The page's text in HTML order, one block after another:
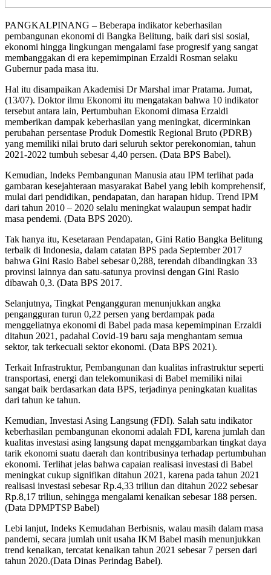
PANGKALPINANG – Beberapa indikator keberhasilan
pembangunan ekonomi di Bangka Belitung, baik dari sisi sosial,
ekonomi hingga lingkungan mengalami fase progresif yang sangat
membanggakan di era kepemimpinan Erzaldi Rosman selaku
Gubernur pada masa itu.
Hal itu disampaikan Akademisi Dr Marshal imar Pratama. Jumat,
(13/07). Doktor ilmu Ekonomi itu mengatakan bahwa 10 indikator
tersebut antara lain, Pertumbuhan Ekonomi dimasa Erzaldi
memberikan dampak keberhasilan yang meningkat, dicerminkan
perubahan persentase Produk Domestik Regional Bruto (PDRB)
yang memiliki nilai bruto dari seluruh sektor perekonomian, tahun
2021-2022 tumbuh sebesar 4,40 persen. (Data BPS Babel).
Kemudian, Indeks Pembangunan Manusia atau IPM terlihat pada
gambaran kesejahteraan masyarakat Babel yang lebih komprehensif,
mulai dari pendidikan, pendapatan, dan harapan hidup. Trend IPM
dari tahun 2010 – 2020 selalu meningkat walaupun sempat hadir
masa pendemi. (Data BPS 2020).
Tak hanya itu, Kesetaraan Pendapatan, Gini Ratio Bangka Belitung
terbaik di Indonesia, dalam catatan BPS pada September 2017
bahwa Gini Rasio Babel sebesar 0,288, terendah dibandingkan 33
provinsi lainnya dan satu-satunya provinsi dengan Gini Rasio
dibawah 0,3. (Data BPS 2017.
Selanjutnya, Tingkat Pengangguran menunjukkan angka
pengangguran turun 0,22 persen yang berdampak pada
menggeliatnya ekonomi di Babel pada masa kepemimpinan Erzaldi
ditahun 2021, padahal Covid-19 baru saja menghantam semua
sektor, tak terkecuali sektor ekonomi. (Data BPS 2021).
Terkait Infrastruktur, Pembangunan dan kualitas infrastruktur seperti
transportasi, energi dan telekomunikasi di Babel memiliki nilai
sangat baik berdasarkan data BPS, terjadinya peningkatan kualitas
dari tahun ke tahun.
Kemudian, Investasi Asing Langsung (FDI). Salah satu indikator
keberhasilan pembangunan ekonomi adalah FDI, karena jumlah dan
kualitas investasi asing langsung dapat menggambarkan tingkat daya
tarik ekonomi suatu daerah dan kontribusinya terhadap pertumbuhan
ekonomi. Terlihat jelas bahwa capaian realisasi investasi di Babel
meningkat cukup signifikan ditahun 2021, karena pada tahun 2021
realisasi investasi sebesar Rp.4,33 triliun dan ditahun 2022 sebesar
Rp.8,17 triliun, sehingga mengalami kenaikan sebesar 188 persen.
(Data DPMPTSP Babel)
Lebi lanjut, Indeks Kemudahan Berbisnis, walau masih dalam masa
pandemi, secara jumlah unit usaha IKM Babel masih menunjukkan
trend kenaikan, tercatat kenaikan tahun 2021 sebesar 7 persen dari
tahun 2020.(Data Dinas Perindag Babel).